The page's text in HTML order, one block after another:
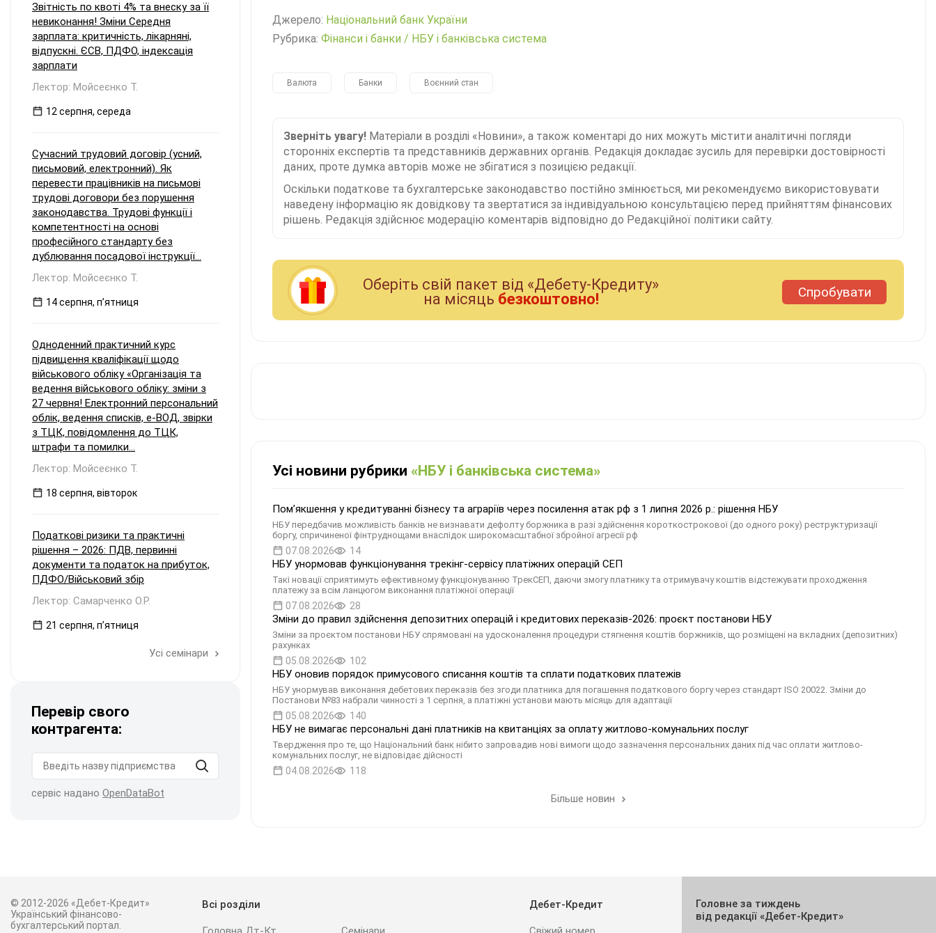
Джерело: Нацiональний банк України
Рубрика: Фінанси і банки / НБУ і банківська система
Валюта Банки Воєнний стан
Зверніть увагу! Матеріали в розділі «Новини», а також коментарі до них можуть містити аналітичні погляди
сторонніх експертів та представників державних органів. Редакція докладає зусиль для перевірки достовірності
даних, проте думка авторів може не збігатися з позицією редакції.
Оскільки податкове та бухгалтерське законодавство постійно змінюється, ми рекомендуємо використовувати
наведену інформацію як довідкову та звертатися за індивідуальною консультацією перед прийняттям фінансових
рішень. Редакція здійснює модерацію коментарів відповідно до Редакційної політики сайту.
Оберiть свiй пакет вiд «Дебету-Кредиту»
на мiсяць безкоштовно! Спробувати
Усі новини рубрики «НБУ і банківська система»
Помʼякшення у кредитуванні бізнесу та аграріїв через посилення атак рф з 1 липня 2026 р.: рішення НБУ
НБУ передбачив можливість банків не визнавати дефолту боржника в разі здійснення короткострокової (до одного року) реструктуризації
боргу, спричиненої фінтруднощами внаслідок широкомасштабної збройної агресії рф
07.08.2026 14
НБУ унормовав функціонування трекінг-сервісу платіжних операцій СЕП
Такі новації сприятимуть ефективному функціонуванню ТрекСЕП, даючи змогу платнику та отримувачу коштів відстежувати проходження
платежу за всім ланцюгом виконання платіжної операції
07.08.2026 28
Зміни до правил здійснення депозитних операцій і кредитових переказів-2026: проєкт постанови НБУ
Зміни за проєктом постанови НБУ спрямовані на удосконалення процедури стягнення коштів боржників, що розміщені на вкладних (депозитних)
рахунках
05.08.2026 102
НБУ оновив порядок примусового списання коштів та сплати податкових платежів
НБУ унормував виконання дебетових переказів без згоди платника для погашення податкового боргу через стандарт ISO 20022. Зміни до
Постанови №83 набрали чинності з 1 серпня, а платіжні установи мають місяць для адаптації
05.08.2026 140
НБУ не вимагає персональні дані платників на квитанціях за оплату житлово-комунальних послуг
Твердження про те, що Національний банк нібито запровадив нові вимоги щодо зазначення персональних даних під час оплати житлово-
комунальних послуг, не відповідає дійсності
04.08.2026 118
Більше новин
Звітність по квоті 4% та внеску за її
невиконання! Зміни Середня
зарплата: критичність, лікарняні,
відпускні. ЄСВ, ПДФО, індексація
зарплати
Лектор: Мойсеєнко Т.
12 серпня, середа
Сучасний трудовий договір (усний,
письмовий, електронний). Як
перевести працівників на письмові
трудові договори без порушення
законодавства. Трудові функції і
компетентності на основі
професійного стандарту без
дублювання посадової інструкції...
Лектор: Мойсеєнко Т.
14 серпня, пʼятниця
Одноденний практичний курс
підвищення кваліфікації щодо
військового обліку «Організація та
ведення військового обліку: зміни з
27 червня! Електронний персональний
облік, ведення списків, е-ВОД, звірки
з ТЦК, повідомлення до ТЦК,
штрафи та помилки...
Лектор: Мойсеєнко Т.
18 серпня, вівторок
Податкові ризики та практичні
рішення – 2026: ПДВ, первинні
документи та податок на прибуток,
ПДФО/Військовий збір
Лектор: Самарченко О.Р.
21 серпня, пʼятниця
Усі семінари
Перевір свого
контрагента:
сервіс надано OpenDataBot
© 2012-2026 «Дебет-Кредит»
Український фінансово-
бухгалтерський портал.
Всі розділи Дебет-Кредит
Головне за тиждень
від редакції «Дебет-Кредит»